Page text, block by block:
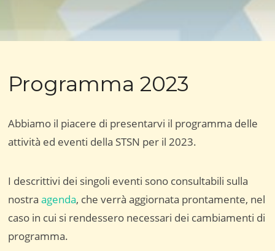
Programma 2023
Abbiamo il piacere di presentarvi il programma delle
attività ed eventi della STSN per il 2023.
I descrittivi dei singoli eventi sono consultabili sulla
nostraagenda, che verrà aggiornata prontamente, nel
caso in cui si rendessero necessari dei cambiamenti di
programma.